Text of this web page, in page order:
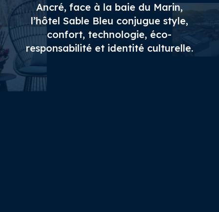
Ancré, face à la baie du Marin,
l’hôtel Sable Bleu conjugue style,
confort, technologie, éco-
responsabilité et identité culturelle.